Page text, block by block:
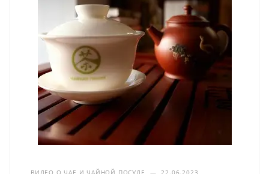
ВИДЕО О ЧАЕ И ЧАЙНОЙ ПОСУДЕ — 22.06.2023